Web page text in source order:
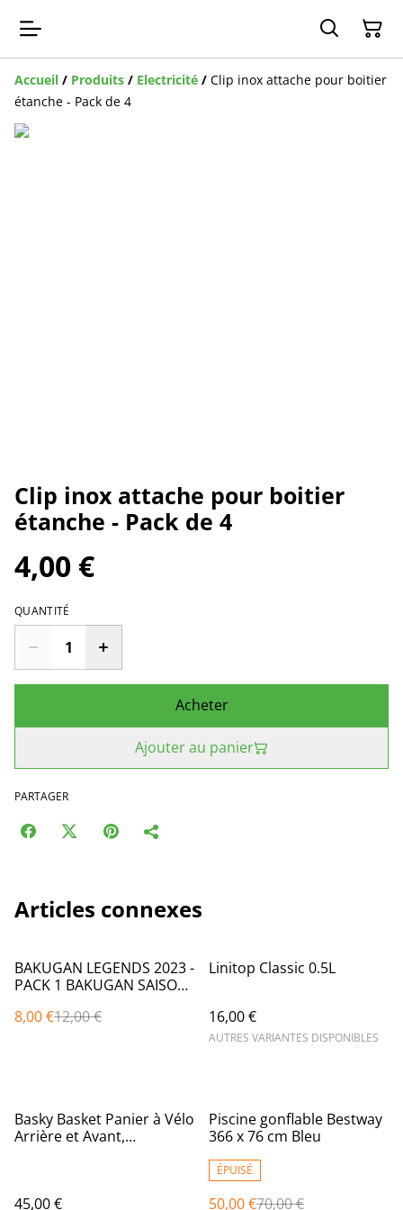
Accueil / Produits / Electricité / Clip inox attache pour boitier
étanche - Pack de 4
Clip inox attache pour boitier
étanche - Pack de 4
4,00 €
QUANTITÉ
Acheter
Ajouter au panier
PARTAGER
Articles connexes
%
BAKUGAN LEGENDS 2023 -
PACK 1 BAKUGAN SAISON
Carte Portail Et 1 Carte
8,00 €12,00 €
Linitop Classic 0.5L
16,00 €
AUTRES VARIANTES DISPONIBLES
Basky Basket Panier à Vélo
Arrière et Avant,
de Clic et Verrou intégré
45,00 €
%
Piscine gonflable Bestway
366 x 76 cm Bleu
ÉPUISÉ
50,00 €70,00 €